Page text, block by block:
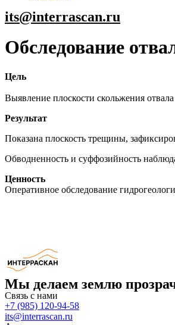
its@interrascan.ru
Обследование
Цель
Выявление плоскости скольжения
Результат
Показана плоскость трещины,
Обводненность и суффозийность
Ценность
Оперативное обследование
Мы делаем землю
Связь с нами
+7 (985) 120-94-58
its@interrascan.ru